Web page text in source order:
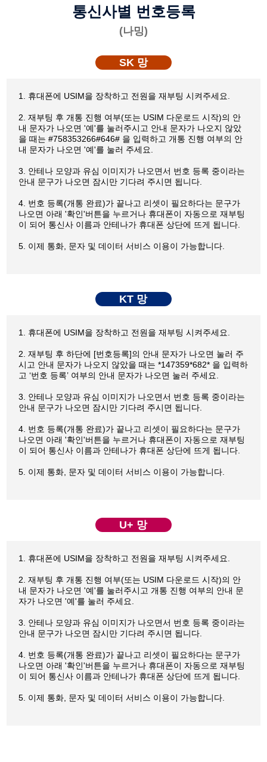
통신사별 번호등록
(나밍)
SK 망
1. 휴대폰에 USIM을 장착하고 전원을 재부팅 시켜주세요.
2. 재부팅 후 개통 진행 여부(또는 USIM 다운로드 시작)의 안
내 문자가 나오면 '예'를 눌러주시고 안내 문자가 나오지 않았
을 때는 #758353266#646# 을 입력하고 개통 진행 여부의 안
내 문자가 나오면 '예'를 눌러 주세요.
3. 안테나 모양과 유심 이미지가 나오면서 번호 등록 중이라는
안내 문구가 나오면 잠시만 기다려 주시면 됩니다.
4. 번호 등록(개통 완료)가 끝나고 리셋이 필요하다는 문구가
나오면 아래 '확인'버튼을 누르거나 휴대폰이 자동으로 재부팅
이 되어 통신사 이름과 안테나가 휴대폰 상단에 뜨게 됩니다.
5. 이제 통화, 문자 및 데이터 서비스 이용이 가능합니다.
KT 망
1. 휴대폰에 USIM을 장착하고 전원을 재부팅 시켜주세요.
2. 재부팅 후 하단에 [번호등록]의 안내 문자가 나오면 눌러 주
시고 안내 문자가 나오지 않았을 때는 *147359*682* 을 입력하
고 ‘번호 등록’ 여부의 안내 문자가 나오면 눌러 주세요.
3. 안테나 모양과 유심 이미지가 나오면서 번호 등록 중이라는
안내 문구가 나오면 잠시만 기다려 주시면 됩니다.
4. 번호 등록(개통 완료)가 끝나고 리셋이 필요하다는 문구가
나오면 아래 '확인'버튼을 누르거나 휴대폰이 자동으로 재부팅
이 되어 통신사 이름과 안테나가 휴대폰 상단에 뜨게 됩니다.
5. 이제 통화, 문자 및 데이터 서비스 이용이 가능합니다.
U+ 망
1. 휴대폰에 USIM을 장착하고 전원을 재부팅 시켜주세요.
2. 재부팅 후 개통 진행 여부(또는 USIM 다운로드 시작)의 안
내 문자가 나오면 '예'를 눌러주시고 개통 진행 여부의 안내 문
자가 나오면 '예'를 눌러 주세요.
3. 안테나 모양과 유심 이미지가 나오면서 번호 등록 중이라는
안내 문구가 나오면 잠시만 기다려 주시면 됩니다.
4. 번호 등록(개통 완료)가 끝나고 리셋이 필요하다는 문구가
나오면 아래 '확인'버튼을 누르거나 휴대폰이 자동으로 재부팅
이 되어 통신사 이름과 안테나가 휴대폰 상단에 뜨게 됩니다.
5. 이제 통화, 문자 및 데이터 서비스 이용이 가능합니다.